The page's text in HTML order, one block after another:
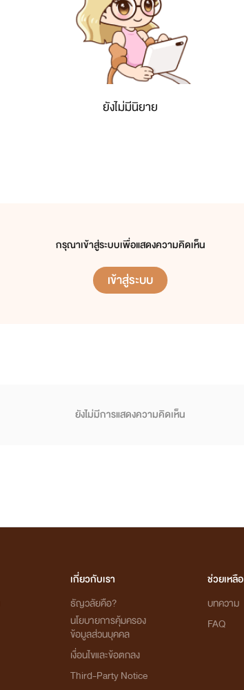
ยังไม่มีนิยาย
กรุณาเข้าสู่ระบบเพื่อแสดงความคิดเห็น
เข้าสู่ระบบ
ยังไม่มีการแสดงความคิดเห็น
เกี่ยวกับเรา
ธัญวลัยคือ?
นโยบายการคุ้มครอง
ข้อมูลส่วนบุคคล
เงื่อนไขและข้อตกลง
Third-Party Notice
ช่วยเหลือ
บทความ
FAQ